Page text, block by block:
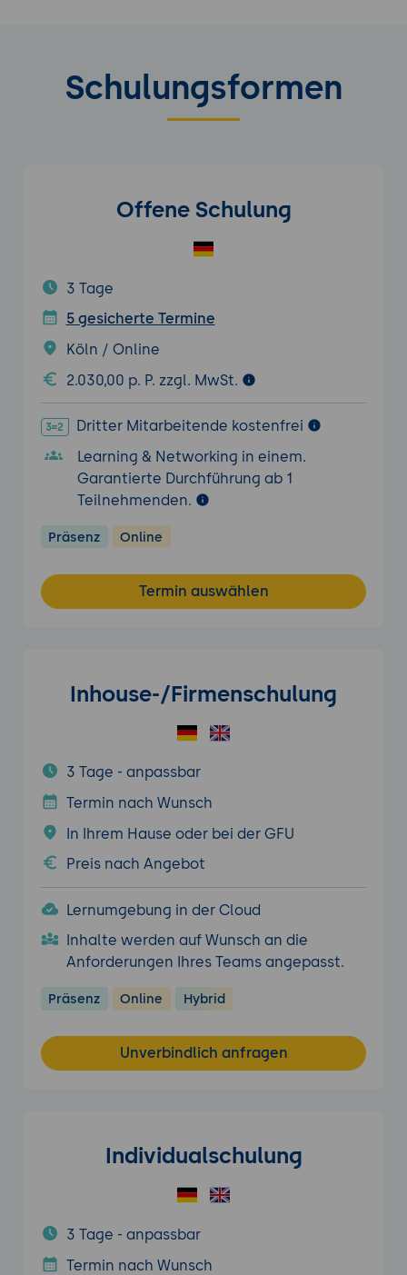
Schulungsformen
Offene Schulung
3 Tage
5 gesicherte Termine
Köln / Online
2.030,00 p. P. zzgl. MwSt.
Dritter Mitarbeitende kostenfrei
Learning & Networking in einem.
Garantierte Durchführung ab 1
Teilnehmenden.
Präsenz Online
Termin auswählen
Inhouse-/Firmenschulung
3 Tage - anpassbar
Termin nach Wunsch
In Ihrem Hause oder bei der GFU
Preis nach Angebot
Lernumgebung in der Cloud
Inhalte werden auf Wunsch an die
Anforderungen Ihres Teams angepasst.
Präsenz Online Hybrid
Unverbindlich anfragen
Individualschulung
3 Tage - anpassbar
Termin nach Wunsch